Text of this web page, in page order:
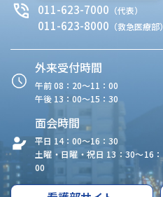
011-623-7000 （代表）
011-623-8000 （救急医療部）
外来受付時間
午前 08：20〜11：00
午後 13：00〜15：30
面会時間
平日 14：00〜16：30
土曜・日曜・祝日 13：30〜16：
00